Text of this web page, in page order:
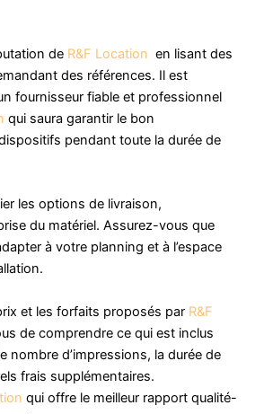
de R&F Location en lisant des
des références. Il est
fournisseur fiable et professionnel
qui saura garantir le bon
pendant toute la durée de
les options de livraison,
du matériel. Assurez-vous que
à votre planning et à l’espace
et les forfaits proposés par R&F
de comprendre ce qui est inclus
nombre d’impressions, la durée de
frais supplémentaires.
qui offre le meilleur rapport qualité-